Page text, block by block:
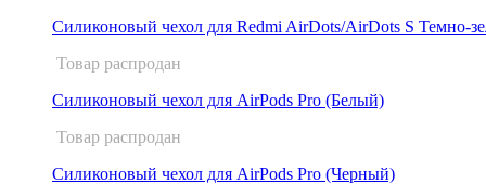
Силиконовый чехол для Redmi AirDots/AirDots S Темно-
Товар распродан
Силиконовый чехол для AirPods Pro (Белый)
Товар распродан
Силиконовый чехол для AirPods Pro (Черный)